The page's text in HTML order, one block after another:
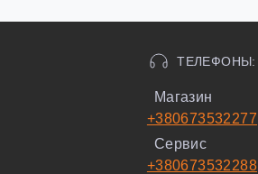
ТЕЛЕФОНЫ:
Магазин
+380673532277
Сервис
+380673532288